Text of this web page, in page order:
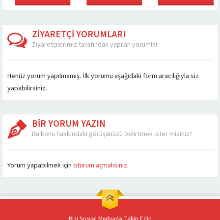
araçlar artık bir
doğrultusunda artık...
kullanıcıya sahip
başlıca...
biridir. Aracın
ZİYARETÇİ YORUMLARI
Ziyaretçilerimiz tarafından yapılan yorumlar
Henüz yorum yapılmamış. İlk yorumu aşağıdaki form aracılığıyla siz
yapabilirsiniz.
BİR YORUM YAZIN
Bu konu hakkındaki görüşünüzü belirtmek ister misiniz?
Yorum yapabilmek için oturum açmalısınız.